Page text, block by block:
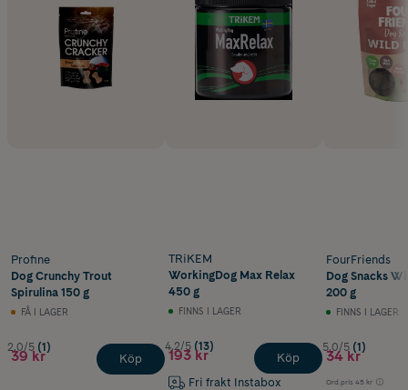
Profine
Dog Crunchy Trout
Spirulina 150 g
FÅ I LAGER
2.0/5 (1)
39 kr Köp
TRiKEM
WorkingDog Max Relax
450 g
FINNS I LAGER
4.2/5 (13)
193 kr
Fri frakt Instabox
Köp
FourFriends
Dog Snacks
200 g
FINNS I LAGER
5.0/5 (1)
34 kr
Ord.pris 45 kr